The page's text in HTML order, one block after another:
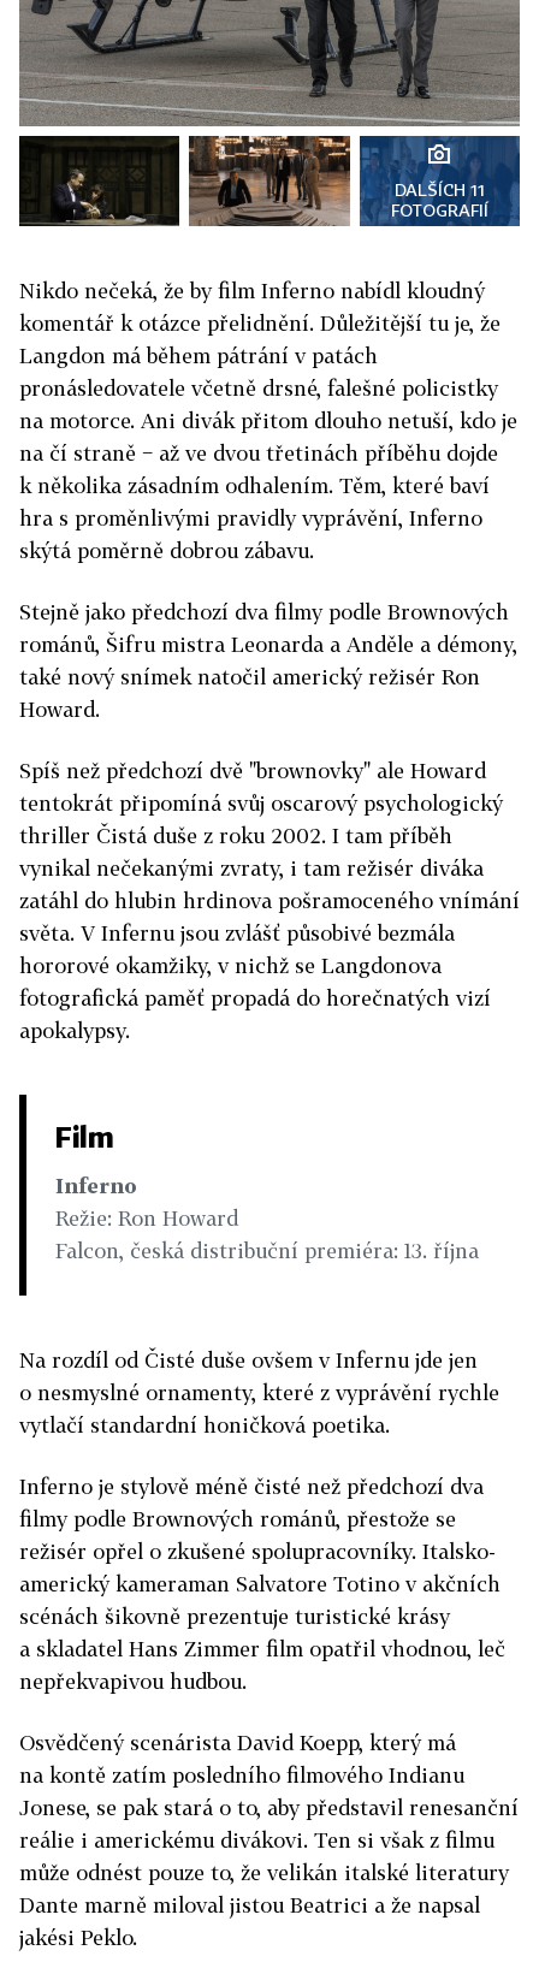
DALŠÍCH 11
FOTOGRAFIÍ
Nikdo nečeká, že by film Inferno nabídl kloudný
komentář k otázce přelidnění. Důležitější tu je, že
Langdon má během pátrání v patách
pronásledovatele včetně drsné, falešné policistky
na motorce. Ani divák přitom dlouho netuší, kdo je
na čí straně − až ve dvou třetinách příběhu dojde
k několika zásadním odhalením. Těm, které baví
hra s proměnlivými pravidly vyprávění, Inferno
skýtá poměrně dobrou zábavu.
Stejně jako předchozí dva filmy podle Brownových
románů, Šifru mistra Leonarda a Anděle a démony,
také nový snímek natočil americký režisér Ron
Howard.
Spíš než předchozí dvě "brownovky" ale Howard
tentokrát připomíná svůj oscarový psychologický
thriller Čistá duše z roku 2002. I tam příběh
vynikal nečekanými zvraty, i tam režisér diváka
zatáhl do hlubin hrdinova pošramoceného vnímání
světa. V Infernu jsou zvlášť působivé bezmála
hororové okamžiky, v nichž se Langdonova
fotografická paměť propadá do horečnatých vizí
apokalypsy.
Film
Inferno
Režie: Ron Howard
Falcon, česká distribuční premiéra: 13. října
Na rozdíl od Čisté duše ovšem v Infernu jde jen
o nesmyslné ornamenty, které z vyprávění rychle
vytlačí standardní honičková poetika.
Inferno je stylově méně čisté než předchozí dva
filmy podle Brownových románů, přestože se
režisér opřel o zkušené spolupracovníky. Italsko-
americký kameraman Salvatore Totino v akčních
scénách šikovně prezentuje turistické krásy
a skladatel Hans Zimmer film opatřil vhodnou, leč
nepřekvapivou hudbou.
Osvědčený scenárista David Koepp, který má
na kontě zatím posledního filmového Indianu
Jonese, se pak stará o to, aby představil renesanční
reálie i americkému divákovi. Ten si však z filmu
může odnést pouze to, že velikán italské literatury
Dante marně miloval jistou Beatrici a že napsal
jakési Peklo.